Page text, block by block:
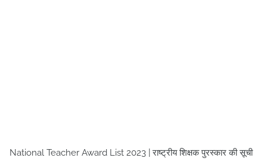
National Teacher Award List 2023 | राष्ट्रीय शिक्षक पुरस्कार की सूची